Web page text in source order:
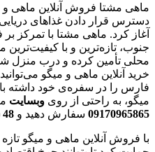
ماهی مشتا فروش آنلاین ماهی و
دسترس قرار دادن غذاهای
آغاز کرد. ماهی مشتا با تمرکز
جنوب، تازه‌ترین و با
محلی تأمین کرده و درب منزل
خرید آنلاین ماهی و میگو
فارس را در سفره‌ی خود داشته
میگو، به راحتی از روی وبسایت
09170965865 سفارش دهید و 48
با فروش آنلاین ماهی و میگو